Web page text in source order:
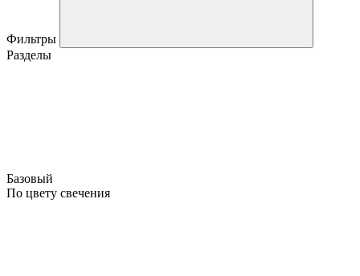
Фильтры
Разделы
Базовый
По цвету свечения